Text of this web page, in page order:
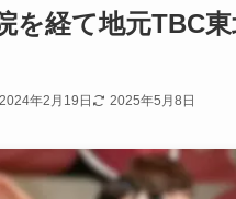
を経て地元TBC
2024年2月19日 2025年5月8日